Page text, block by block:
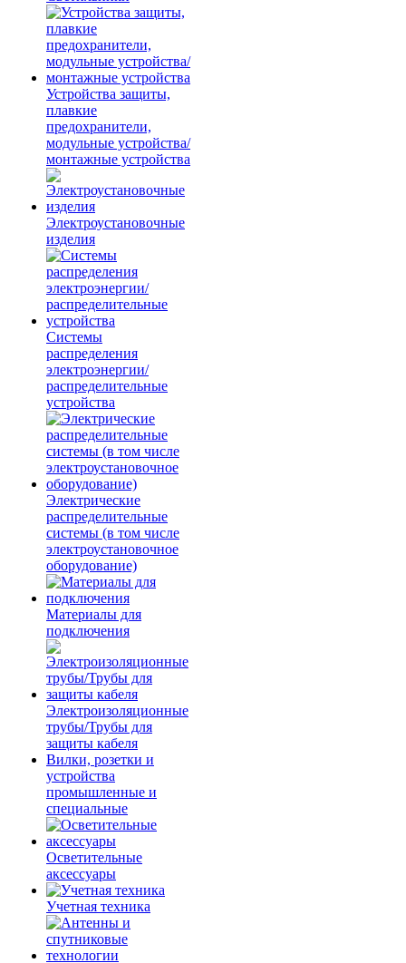
Устройства защиты,
плавкие
предохранители,
модульные устройства/
монтажные устройства
Электроустановочные
изделия
Системы
распределения
электроэнергии/
распределительные
устройства
Электрические
распределительные
системы (в том числе
электроустановочное
оборудование)
Материалы для
подключения
Электроизоляционные
трубы/Трубы для
защиты кабеля
Вилки, розетки и
устройства
промышленные и
специальные
Осветительные
аксессуары
Учетная техника